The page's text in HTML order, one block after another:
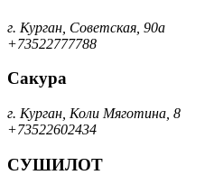
г. Курган, Советская, 90а
+73522777788
Сакура
г. Курган, Коли Мяготина, 8
+73522602434
СУШИЛОТ